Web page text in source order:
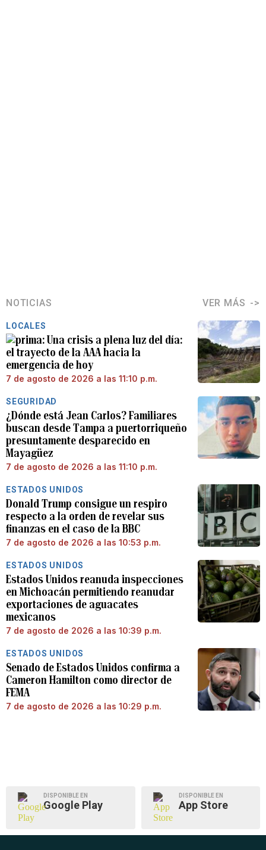
NOTICIAS VER MÁS
LOCALES
Una crisis a plena luz del día:
el trayecto de la AAA hacia la
emergencia de hoy
7 de agosto de 2026 a las 11:10 p.m.
SEGURIDAD
¿Dónde está Jean Carlos? Familiares
buscan desde Tampa a puertorriqueño
presuntamente desparecido en
Mayagüez
7 de agosto de 2026 a las 11:10 p.m.
ESTADOS UNIDOS
Donald Trump consigue un respiro
respecto a la orden de revelar sus
finanzas en el caso de la BBC
7 de agosto de 2026 a las 10:53 p.m.
ESTADOS UNIDOS
Estados Unidos reanuda inspecciones
en Michoacán permitiendo reanudar
exportaciones de aguacates
mexicanos
7 de agosto de 2026 a las 10:39 p.m.
ESTADOS UNIDOS
Senado de Estados Unidos confirma a
Cameron Hamilton como director de
FEMA
7 de agosto de 2026 a las 10:29 p.m.
DISPONIBLE EN
Google Play
DISPONIBLE EN
App Store